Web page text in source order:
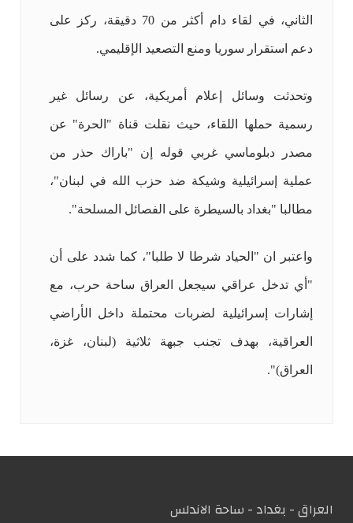
الثاني، في لقاء دام أكثر من 70 دقيقة، ركز على
دعم استقرار سوريا ومنع التصعيد الإقليمي.
وتحدثت وسائل إعلام أمريكية، عن رسائل غير
رسمية حملها اللقاء، حيث نقلت قناة "الحرة" عن
مصدر دبلوماسي غربي قوله إن "باراك حذر من
عملية إسرائيلية وشيكة ضد حزب الله في لبنان"،
مطالبا "بغداد بالسيطرة على الفصائل المسلحة".
واعتبر ان "الحياد شرطا لا طلبا"، كما شدد على أن
"أي تدخل عراقي سيجعل العراق ساحة حرب، مع
إشارات إسرائيلية لضربات محتملة داخل الأراضي
العراقية، بهدف تجنب جبهة ثلاثية (لبنان، غزة،
العراق)".
العراق - بغداد - ساحة الاندلس